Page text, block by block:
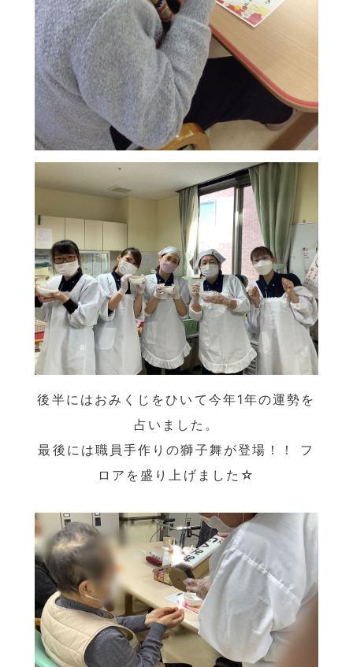
後半にはおみくじをひいて今年1年の運勢を
占いました。
最後には職員手作りの獅子舞が登場！！ フ
ロアを盛り上げました☆